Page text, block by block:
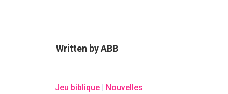
Written byABB
Jeu biblique| Nouvelles